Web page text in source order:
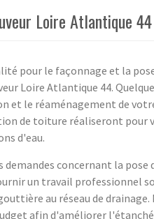
Loire Atlantique
pour le façonnage et la
Loire Atlantique 44.
et le réaménagement de
de toiture réaliseront pour
d'eau.
concernant la pose
un travail professionnel
au réseau de
afin d'améliorer